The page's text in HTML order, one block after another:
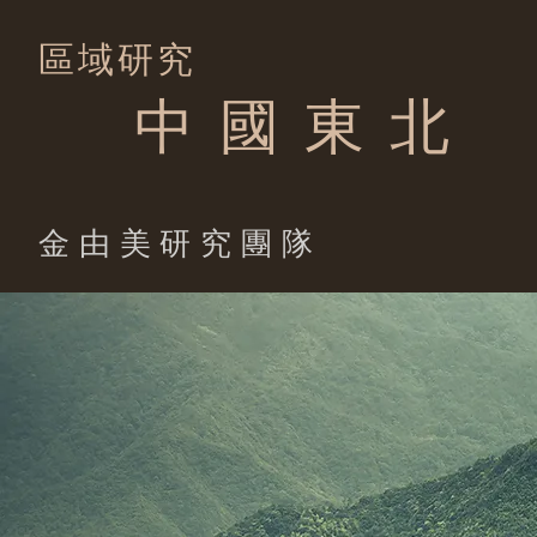
區域研究
中 國 東 北
​金由美研究團隊